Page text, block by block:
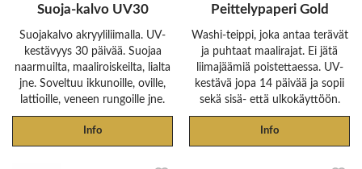
Suoja-kalvo UV30
Suojakalvo akryyliliimalla. UV-
kestävyys 30 päivää. Suojaa
naarmuilta, maaliroiskeilta, lialta
jne. Soveltuu ikkunoille, oville,
lattioille, veneen rungoille jne.
Info
Peittelypaperi Gold
Washi-teippi, joka antaa terävät
ja puhtaat maalirajat. Ei jätä
liimajäämiä poistettaessa. UV-
kestävä jopa 14 päivää ja sopii
sekä sisä- että ulkokäyttöön.
Info